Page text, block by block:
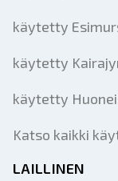
käytetty
käytetty
käytetty
Katso kaikki
LAILLINEN